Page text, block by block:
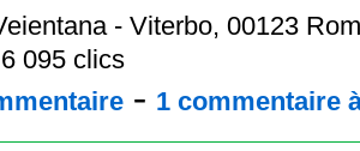
- Viterbo, 00123
6 095 clics
- 1 commentaire